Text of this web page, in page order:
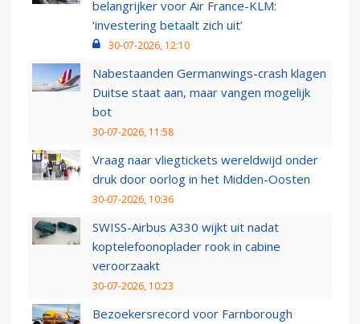
belangrijker voor Air France-KLM:
‘investering betaalt zich uit’
30-07-2026, 12:10
Nabestaanden Germanwings-crash klagen
Duitse staat aan, maar vangen mogelijk
bot
30-07-2026, 11:58
Vraag naar vliegtickets wereldwijd onder
druk door oorlog in het Midden-Oosten
30-07-2026, 10:36
SWISS-Airbus A330 wijkt uit nadat
koptelefoonoplader rook in cabine
veroorzaakt
30-07-2026, 10:23
Bezoekersrecord voor Farnborough